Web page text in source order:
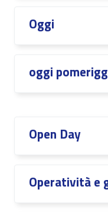
Oggi
oggi
Open Day
Operatività e